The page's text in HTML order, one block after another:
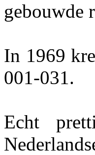
gebouwde
In 1969
001-031.
Echt